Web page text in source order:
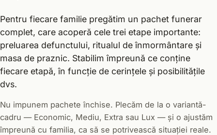
Pentru fiecare familie pregătim un pachet funerar
complet, care acoperă cele trei etape importante:
preluarea defunctului, ritualul de înmormântare și
masa de praznic. Stabilim împreună ce conține
fiecare etapă, în funcție de cerințele și posibilitățile
dvs.
Nu impunem pachete închise. Plecăm de la o variantă-
cadru — Economic, Mediu, Extra sau Lux — și o ajustăm
împreună cu familia, ca să se potrivească situației reale.